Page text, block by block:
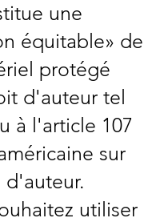
une
équitable» de
protégé
d'auteur tel
à l'article 107
sur
d'auteur.
utiliser